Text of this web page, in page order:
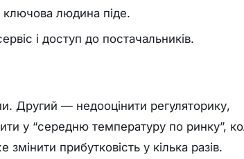
людина піде.
і доступ до постачальників.
Другий — недооцінити регуляторику,
у “середню температуру по ринку”,
прибутковість у кілька разів.